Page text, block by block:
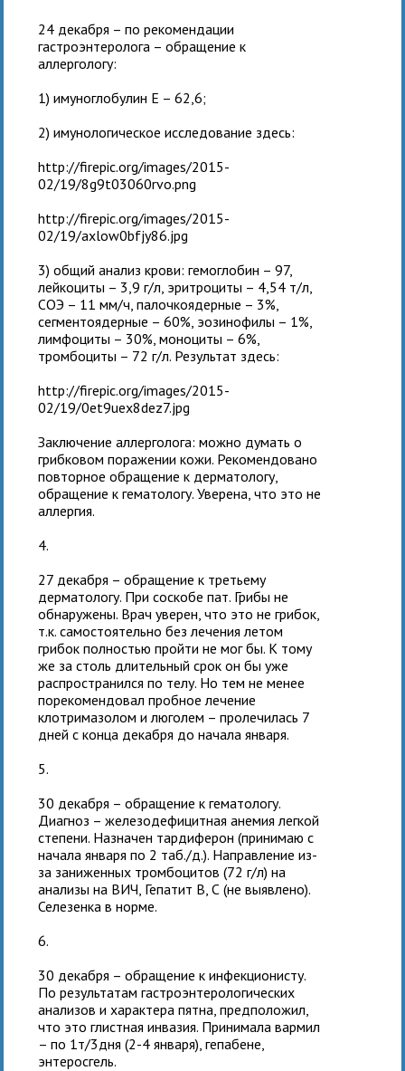
24 декабря – по рекомендации
гастроэнтеролога – обращение к
аллергологу:
1) имуноглобулин Е – 62,6;
2) имунологическое исследование здесь:
http://firepic.org/images/2015-
02/19/8g9t03060rvo.png
http://firepic.org/images/2015-
02/19/axlow0bfjy86.jpg
3) общий анализ крови: гемоглобин – 97,
лейкоциты – 3,9 г/л, эритроциты – 4,54 т/л,
СОЭ – 11 мм/ч, палочкоядерные – 3%,
сегментоядерные – 60%, эозинофилы – 1%,
лимфоциты – 30%, моноциты – 6%,
тромбоциты – 72 г/л. Результат здесь:
http://firepic.org/images/2015-
02/19/0et9uex8dez7.jpg
Заключение аллерголога: можно думать о
грибковом поражении кожи. Рекомендовано
повторное обращение к дерматологу,
обращение к гематологу. Уверена, что это не
аллергия.
4.
27 декабря – обращение к третьему
дерматологу. При соскобе пат. Грибы не
обнаружены. Врач уверен, что это не грибок,
т.к. самостоятельно без лечения летом
грибок полностью пройти не мог бы. К тому
же за столь длительный срок он бы уже
распространился по телу. Но тем не менее
порекомендовал пробное лечение
клотримазолом и люголем – пролечилась 7
дней с конца декабря до начала января.
5.
30 декабря – обращение к гематологу.
Диагноз – железодефицитная анемия легкой
степени. Назначен тардиферон (принимаю с
начала января по 2 таб./д.). Направление из-
за заниженных тромбоцитов (72 г/л) на
анализы на ВИЧ, Гепатит В, С (не выявлено).
Селезенка в норме.
6.
30 декабря – обращение к инфекционисту.
По результатам гастроэнтерологических
анализов и характера пятна, предположил,
что это глистная инвазия. Принимала вармил
– по 1т/3дня (2-4 января), гепабене,
энтеросгель.